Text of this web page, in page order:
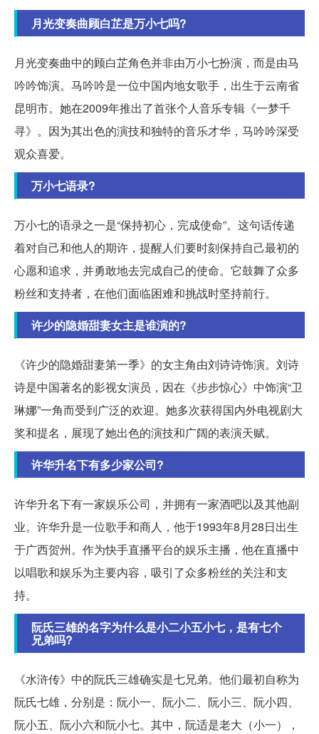
月光变奏曲顾白芷是万小七吗?
月光变奏曲中的顾白芷角色并非由万小七扮演，而是由马
吟吟饰演。马吟吟是一位中国内地女歌手，出生于云南省
昆明市。她在2009年推出了首张个人音乐专辑《一梦千
寻》。因为其出色的演技和独特的音乐才华，马吟吟深受
观众喜爱。
万小七语录?
万小七的语录之一是“保持初心，完成使命”。这句话传递
着对自己和他人的期许，提醒人们要时刻保持自己最初的
心愿和追求，并勇敢地去完成自己的使命。它鼓舞了众多
粉丝和支持者，在他们面临困难和挑战时坚持前行。
许少的隐婚甜妻女主是谁演的?
《许少的隐婚甜妻第一季》的女主角由刘诗诗饰演。刘诗
诗是中国著名的影视女演员，因在《步步惊心》中饰演“卫
琳娜”一角而受到广泛的欢迎。她多次获得国内外电视剧大
奖和提名，展现了她出色的演技和广阔的表演天赋。
许华升名下有多少家公司?
许华升名下有一家娱乐公司，并拥有一家酒吧以及其他副
业。许华升是一位歌手和商人，他于1993年8月28日出生
于广西贺州。作为快手直播平台的娱乐主播，他在直播中
以唱歌和娱乐为主要内容，吸引了众多粉丝的关注和支
持。
阮氏三雄的名字为什么是小二小五小七，是有七个
兄弟吗?
《水浒传》中的阮氏三雄确实是七兄弟。他们最初自称为
阮氏七雄，分别是：阮小一、阮小二、阮小三、阮小四、
阮小五、阮小六和阮小七。其中，阮适是老大（小一），